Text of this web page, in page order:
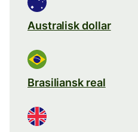
Australisk dollar
Brasiliansk real